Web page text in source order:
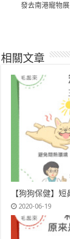
發去南港寵物展
相關文章
【狗狗保健】
2020-06-19